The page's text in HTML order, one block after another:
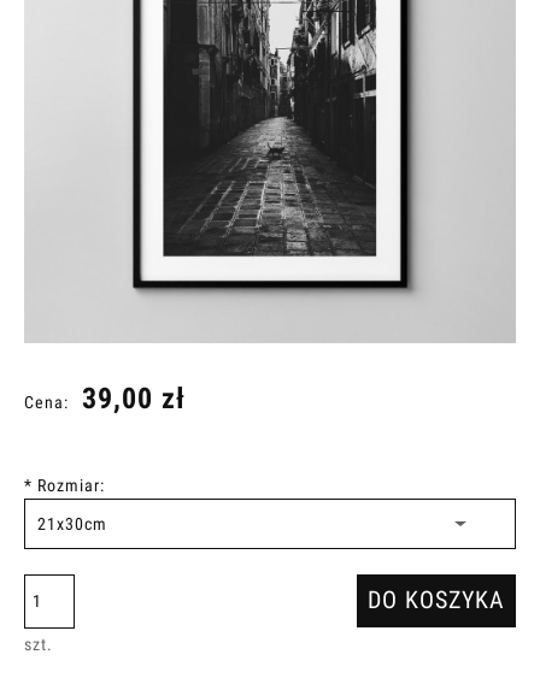
Cena: 39,00 zł
* Rozmiar:
szt.
DO KOSZYKA